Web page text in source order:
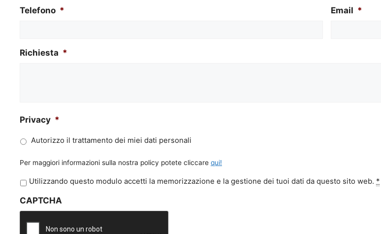
Telefono * Email *
Richiesta *
Privacy *
Autorizzo il trattamento dei miei dati personali
Per maggiori informazioni sulla nostra policy potete cliccare qui!
P
i
v
Utilizzando questo modulo accetti la memorizzazione e la gestione dei tuoi dati da questo sito web. *
CAPTCHA